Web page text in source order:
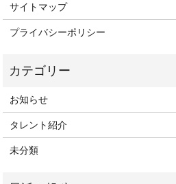
サイトマップ
プライバシーポリシー
お知らせ
タレント紹介
未分類